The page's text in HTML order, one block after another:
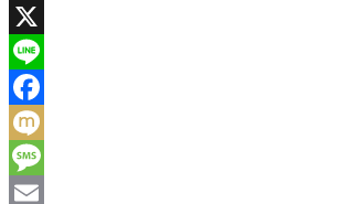
X
Line
Facebook
Mixi
Message